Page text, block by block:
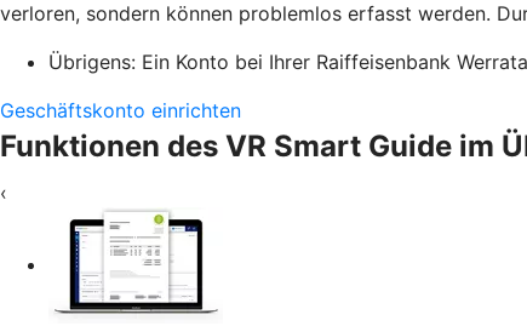
verloren, sondern können problemlos erfasst werden.
Übrigens: Ein Konto bei Ihrer Raiffeisenbank
Geschäftskonto einrichten
Funktionen des VR Smart Guide im
‹